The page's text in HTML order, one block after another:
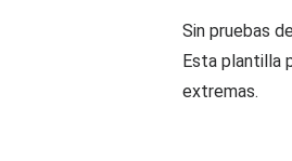
Sin pruebas
Esta plantilla
extremas.